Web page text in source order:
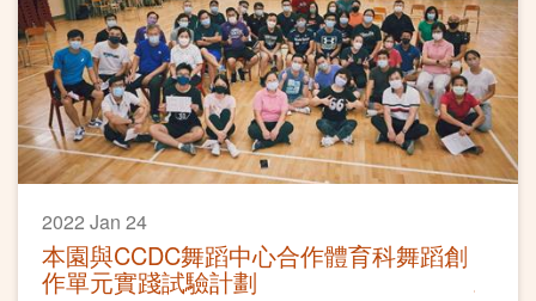
2022 Jan 24
本園與CCDC舞蹈中心合作體育科舞蹈創
作單元實踐試驗計劃